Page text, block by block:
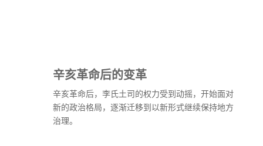
辛亥革命后的变革
辛亥革命后，李氏土司的权力受到动摇，开始面对
新的政治格局，逐渐迁移到以新形式继续保持地方
治理。